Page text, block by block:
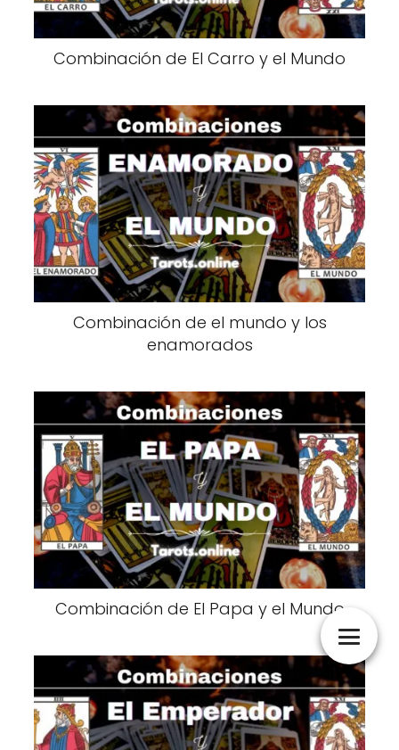
Combinación de El Carro y el Mundo
Combinación de el mundo y los
enamorados
Combinación de El Papa y el Mundo